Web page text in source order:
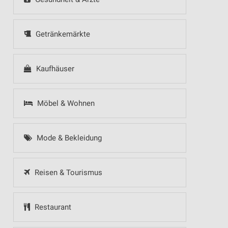
Getränkemärkte
Kaufhäuser
Möbel & Wohnen
Mode & Bekleidung
Reisen & Tourismus
Restaurant